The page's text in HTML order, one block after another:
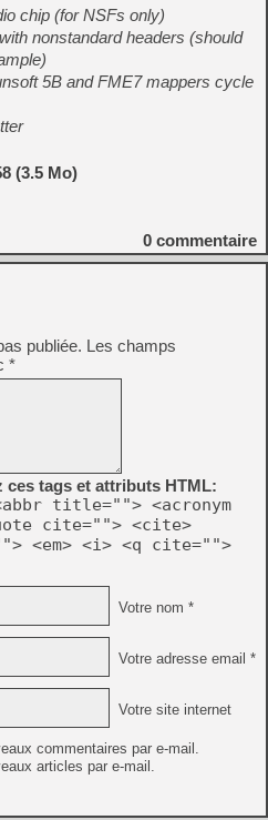
chip (for NSFs only)
nonstandard headers (should
5B and FME7 mappers cycle
(3.5 Mo)
0 commentaire
publiée. Les champs
*
ces tags et attributs HTML:
title=""> <acronym
cite=""> <cite>
<em> <i> <q cite="">
Votre nom *
Votre adresse email *
Votre site internet
commentaires par e-mail.
articles par e-mail.